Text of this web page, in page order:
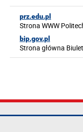
prz.edu.pl
Strona WWW
bip.gov.pl
Strona główna
Politechnika